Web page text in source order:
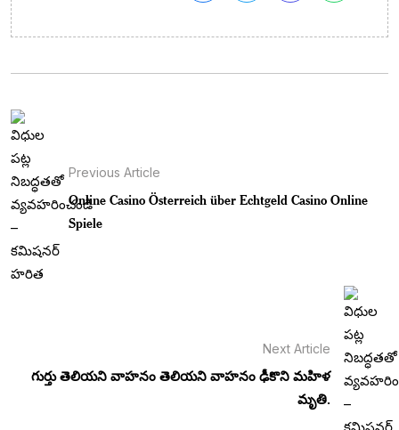
Previous Article
Online Casino Österreich über Echtgeld Casino Online
Spiele
Next Article
గుర్తు తెలియని వాహనం తెలియని వాహనం ఢీకొని మహిళ
మృతి.